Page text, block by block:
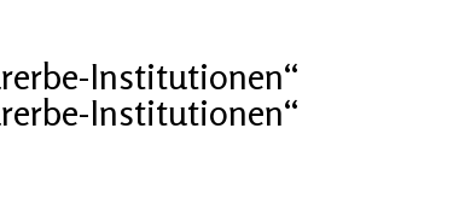
Institutionen“
Institutionen“